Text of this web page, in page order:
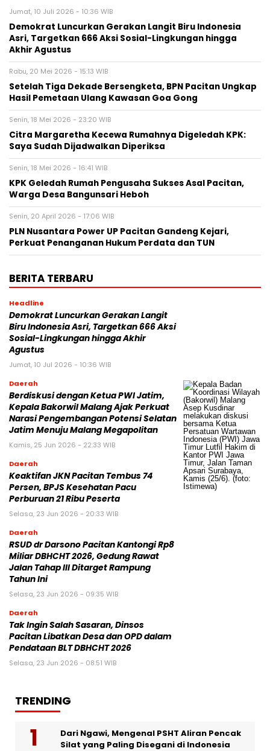
Jumat, 10 Juli 2026 - 10:36 WIB
Demokrat Luncurkan Gerakan Langit Biru Indonesia
Asri, Targetkan 666 Aksi Sosial-Lingkungan hingga
Akhir Agustus
Rabu, 20 Mei 2026 - 15:13 WIB
Setelah Tiga Dekade Bersengketa, BPN Pacitan Ungkap
Hasil Pemetaan Ulang Kawasan Goa Gong
Senin, 18 Mei 2026 - 23:20 WIB
Citra Margaretha Kecewa Rumahnya Digeledah KPK:
Saya Sudah Dijadwalkan Diperiksa
Senin, 18 Mei 2026 - 16:41 WIB
KPK Geledah Rumah Pengusaha Sukses Asal Pacitan,
Warga Desa Bangunsari Heboh
Senin, 20 April 2026 - 17:06 WIB
PLN Nusantara Power UP Pacitan Gandeng Kejari,
Perkuat Penanganan Hukum Perdata dan TUN
BERITA TERBARU
Headline
Demokrat Luncurkan Gerakan Langit
Biru Indonesia Asri, Targetkan 666 Aksi
Sosial-Lingkungan hingga Akhir
Agustus
Jumat, 10 Jul 2026 - 10:36 WIB
Daerah
Berdiskusi dengan Ketua PWI Jatim,
Kepala Bakorwil Malang Ajak Perkuat
Narasi Pengembangan Potensi Selatan
Jatim Menuju Malang Megapolitan
Kamis, 25 Jun 2026 - 22:33 WIB
Daerah
Keaktifan JKN Pacitan Tembus 74
Persen, BPJS Kesehatan Pacu
Perburuan 21 Ribu Peserta
Selasa, 23 Jun 2026 - 20:33 WIB
Daerah
RSUD dr Darsono Pacitan Kantongi Rp8
Miliar DBHCHT 2026, Gedung Rawat
Jalan Tahap III Ditarget Rampung
Tahun Ini
Selasa, 23 Jun 2026 - 09:35 WIB
Daerah
Tak Ingin Salah Sasaran, Dinsos
Pacitan Libatkan Desa dan OPD dalam
Pendataan BLT DBHCHT 2026
Selasa, 23 Jun 2026 - 08:51 WIB
TRENDING
Dari Ngawi, Mengenal PSHT Aliran Pencak
Silat yang Paling Disegani di Indonesia